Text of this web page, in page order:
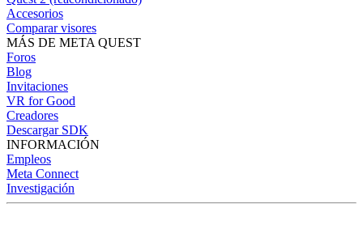
Accesorios
Comparar visores
MÁS DE META QUEST
Foros
Blog
Invitaciones
VR for Good
Creadores
Descargar SDK
INFORMACIÓN
Empleos
Meta Connect
Investigación